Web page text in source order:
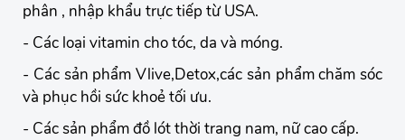
phân , nhập khẩu trực tiếp từ USA.
- Các loại vitamin cho tóc, da và móng.
- Các sản phẩm Vlive,Detox,các sản phẩm chăm sóc
và phục hồi sức khoẻ tối ưu.
- Các sản phẩm đồ lót thời trang nam, nữ cao cấp.